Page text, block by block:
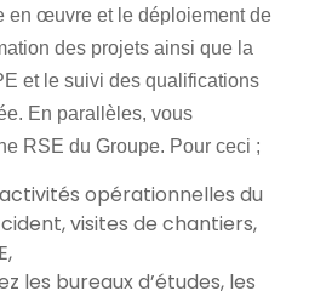
en œuvre et le déploiement de
des projets ainsi que la
et le suivi des qualifications
En parallèles, vous
RSE du Groupe. Pour ceci ;
opérationnelles du
visites de chantiers,
les bureaux d’études, les